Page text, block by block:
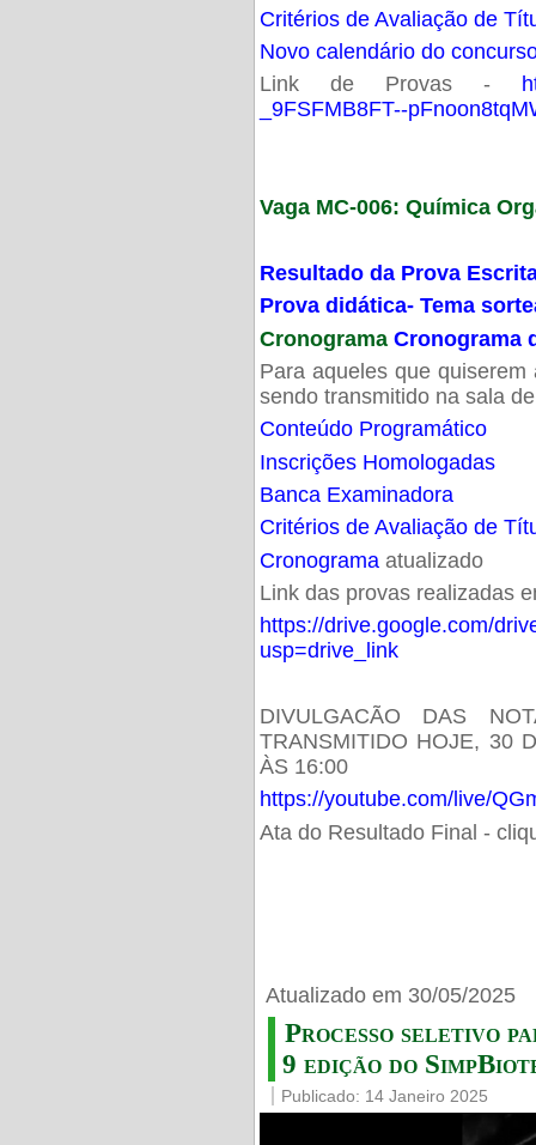
Critérios de Avaliação de
Novo calendário do
Link de Provas -
_9FSFMB8FT--
Vaga MC-006: Química
Resultado da Prova
Prova didática- Tema
Cronograma Cronograma
Para aqueles que
sendo transmitido na sala
Conteúdo Programático
Inscrições Homologadas
Banca Examinadora
Critérios de Avaliação de
Cronogramaatualizado
Link das provas realizadas
https://drive.google.com/
usp=drive_link
DIVULGACÃO DAS
TRANSMITIDO HOJE, 30
ÀS 16:00
https://youtube.com/live/
Ata do Resultado Final -
Atualizado em 30/05/2025
Processo seletivo
9 edição do
Publicado: 14 Janeiro 2025